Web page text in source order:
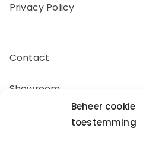
Beheer cookie
toestemming
Privacy Policy
Contact
Showroom
Offerte aanvragen